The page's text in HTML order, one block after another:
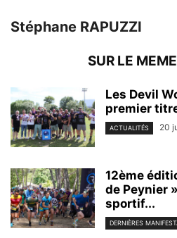
Stéphane RAPUZZI
SUR LE
Les Devil
premier
ACTUALITÉS 20
12ème
de Peynier
sportif...
DERNIÈRES